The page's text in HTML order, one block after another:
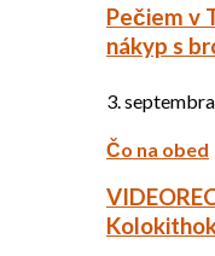
Pečiem v
nákyp s
3.
Čo na obed